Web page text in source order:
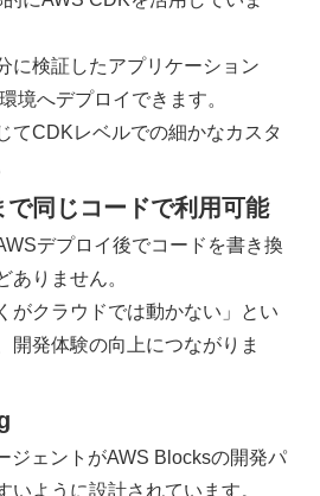
に検証したアプリケーション
境へデプロイできます。
てCDKレベルでの細かなカスタ
で同じコードで利用可能
デプロイ後でコードを書き換
ありません。
がクラウドでは動かない」とい
開発体験の向上につながりま
ジェントがAWS Blocksの開発パ
いように設計されています。